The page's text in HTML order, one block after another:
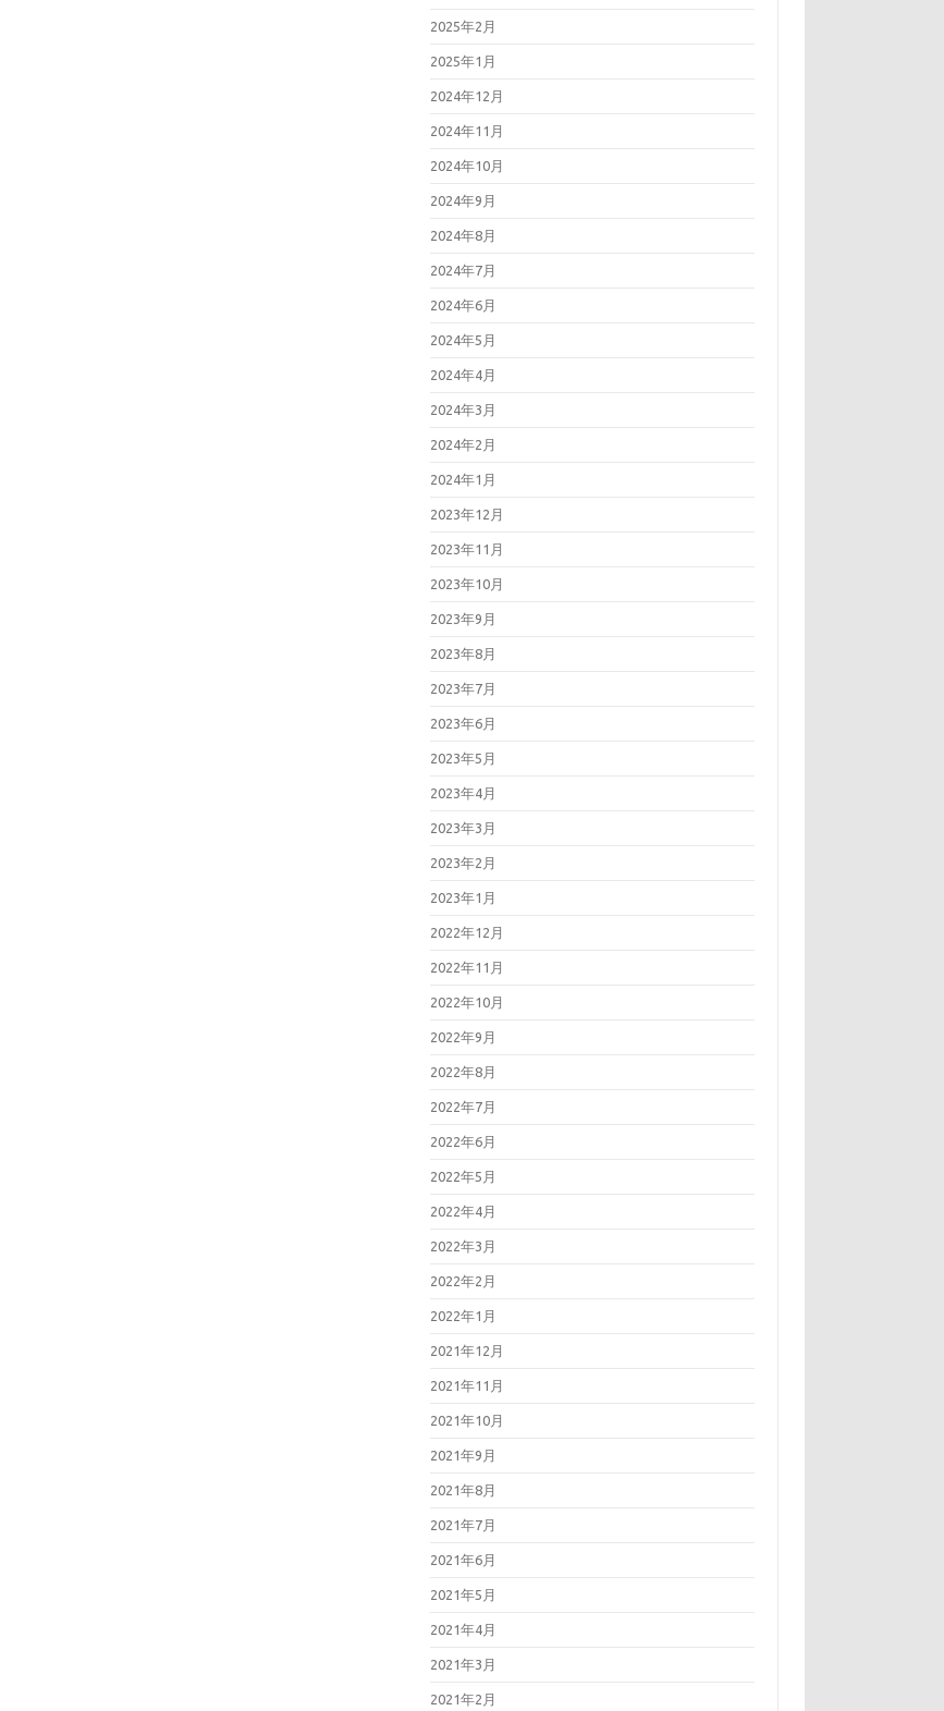
2025年2月
2025年1月
2024年12月
2024年11月
2024年10月
2024年9月
2024年8月
2024年7月
2024年6月
2024年5月
2024年4月
2024年3月
2024年2月
2024年1月
2023年12月
2023年11月
2023年10月
2023年9月
2023年8月
2023年7月
2023年6月
2023年5月
2023年4月
2023年3月
2023年2月
2023年1月
2022年12月
2022年11月
2022年10月
2022年9月
2022年8月
2022年7月
2022年6月
2022年5月
2022年4月
2022年3月
2022年2月
2022年1月
2021年12月
2021年11月
2021年10月
2021年9月
2021年8月
2021年7月
2021年6月
2021年5月
2021年4月
2021年3月
2021年2月